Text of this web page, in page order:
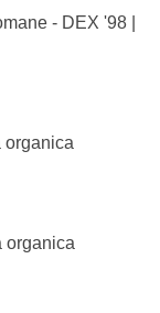
- DEX '98|
organica
organica